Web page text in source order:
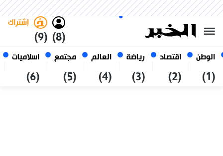
الوطن
(1)
اقتصاد
(2)
رياضة
(3)
العالم
(4)
مجتمع
(5)
اسلاميات
(6)
(8)
إشتراك
(9)
06 أغسطس 2026
الجزائر